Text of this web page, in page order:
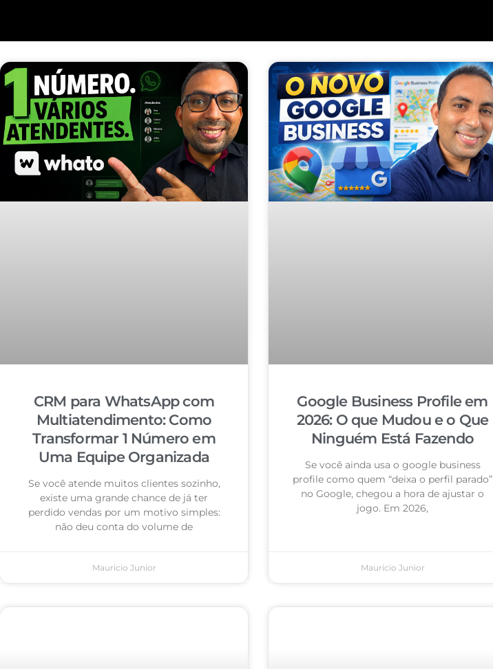
CRM para WhatsApp com
Multiatendimento: Como
Transformar 1 Número em
Uma Equipe Organizada
Se você atende muitos clientes sozinho,
existe uma grande chance de já ter
perdido vendas por um motivo simples:
não deu conta do volume de
Mauricio Junior
Google Business Profile em
2026: O que Mudou e o Que
Ninguém Está Fazendo
Se você ainda usa o google business
profile como quem “deixa o perfil parado”
no Google, chegou a hora de ajustar o
jogo. Em 2026,
Mauricio Junior